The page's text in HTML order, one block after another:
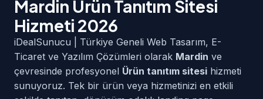
Mardin Ürün Tanıtım Sitesi
Hizmeti 2026
iDealSunucu | Türkiye Geneli Web Tasarım, E-
Ticaret ve Yazılım Çözümleri olarak Mardin ve
çevresinde profesyonel Ürün tanıtım sitesi hizmeti
sunuyoruz. Tek bir ürün veya hizmetinizi en etkili